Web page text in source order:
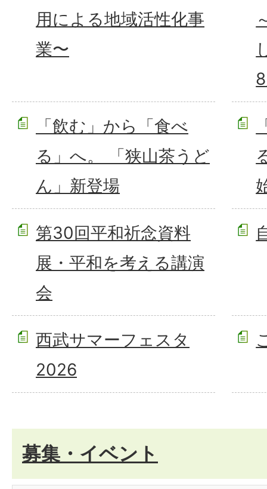
用による地域活性化事
業〜
「飲む」から「食べ
る」へ。 「狭山茶うど
ん」新登場
第30回平和祈念資料
展・平和を考える講演
会
西武サマーフェスタ
2026
募集・イベント